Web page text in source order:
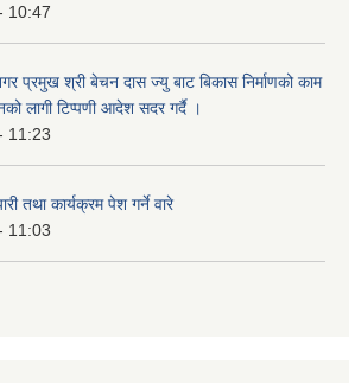
10:47
प्रमुख श्री बेचन दास ज्यु बाट बिकास निर्माणको काम
लागी टिप्पणी आदेश सदर गर्दै ।
11:23
तथा कार्यक्रम पेश गर्ने वारे
11:03